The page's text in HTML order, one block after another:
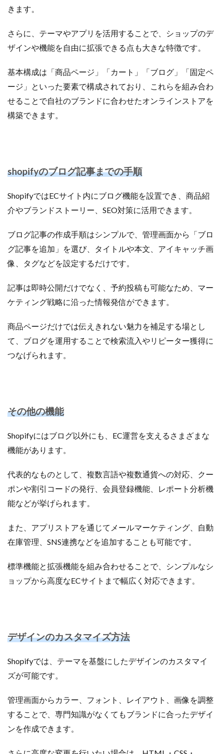
きます。
さらに、テーマやアプリを活用することで、ショップのデ
ザインや機能を自由に拡張できる点も大きな特徴です。
基本構成は「商品ページ」「カート」「ブログ」「固定ペ
ージ」といった要素で構成されており、これらを組み合わ
せることで自社のブランドに合わせたオンラインストアを
構築できます。
shopifyのブログ記事までの手順
ShopifyではECサイト内にブログ機能を設置でき、商品紹
介やブランドストーリー、SEO対策に活用できます。
ブログ記事の作成手順はシンプルで、管理画面から「ブロ
グ記事を追加」を選び、タイトルや本文、アイキャッチ画
像、タグなどを設定するだけです。
記事は即時公開だけでなく、予約投稿も可能なため、マー
ケティング戦略に沿った情報発信ができます。
商品ページだけでは伝えきれない魅力を補足する場とし
て、ブログを運用することで検索流入やリピーター獲得に
つなげられます。
その他の機能
Shopifyにはブログ以外にも、EC運営を支えるさまざまな
機能があります。
代表的なものとして、複数言語や複数通貨への対応、クー
ポンや割引コードの発行、会員登録機能、レポート分析機
能などが挙げられます。
また、アプリストアを通じてメールマーケティング、自動
在庫管理、SNS連携などを追加することも可能です。
標準機能と拡張機能を組み合わせることで、シンプルなシ
ョップから高度なECサイトまで幅広く対応できます。
デザインのカスタマイズ方法
Shopifyでは、テーマを基盤にしたデザインのカスタマイ
ズが可能です。
管理画面からカラー、フォント、レイアウト、画像を調整
することで、専門知識がなくてもブランドに合ったデザイ
ンを作成できます。